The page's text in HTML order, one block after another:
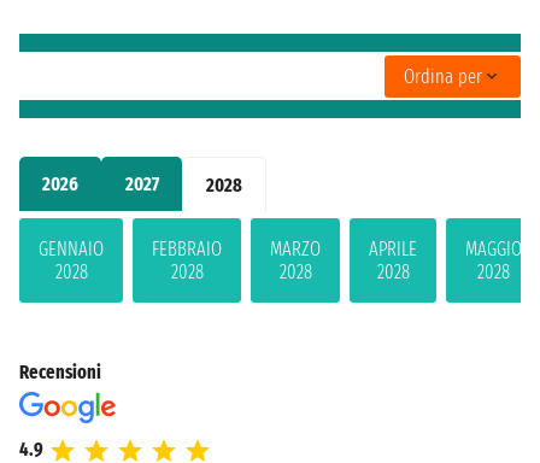
2026 2027 2028
GENNAIO
2028
FEBBRAIO
2028
MARZO
2028
APRILE
2028
MAGGIO
2028
Ordina per
Recensioni
4.9